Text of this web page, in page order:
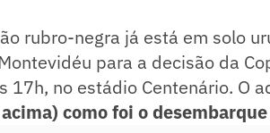
rubro-negra já está em solo
para a decisão da
17h, no estádio Centenário. O
como foi o